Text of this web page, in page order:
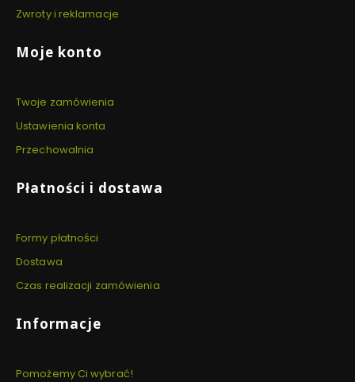
Zwroty i reklamacje
Moje konto
Twoje zamówienia
Ustawienia konta
Przechowalnia
Płatności i dostawa
Formy płatności
Dostawa
Czas realizacji zamówienia
Informacje
Pomożemy Ci wybrać!